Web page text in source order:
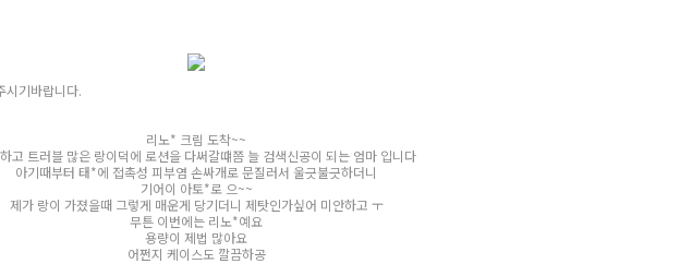
시기바랍니다.
리노* 크림 도착~~
고 트러블 많은 랑이덕에 로션을 다써갈떄쯤 늘 검색신공이 되는 엄마 입니다
아기때부터 태*에 접촉성 피부염 손싸개로 문질러서 울긋불긋하더니
기어이 아토*로 으~~
제가 랑이 가졌을때 그렇게 매운게 당기더니 제탓인가싶어 미안하고 ㅜ
무튼 이번에는 리노*예요
용량이 제법 많아요
어쩐지 케이스도 깔끔하공